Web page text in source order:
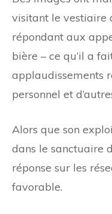
visitant le vestiaire
répondant aux
bière – ce qu’il a
applaudissements
personnel et
Alors que son
dans le sanctuaire
réponse sur les
favorable.